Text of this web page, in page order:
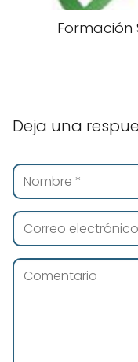
Formación
Deja una